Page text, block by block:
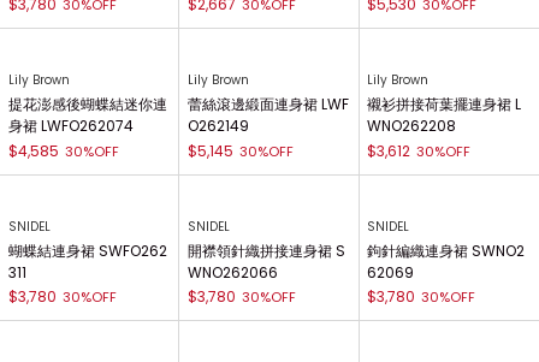
$3,780 30%OFF
$2,667 30%OFF
$5,530 30%OFF
Lily Brown
提花澎感後蝴蝶結迷你連
身裙 LWFO262074
$4,585 30%OFF
Lily Brown
蕾絲滾邊緞面連身裙 LWF
O262149
$5,145 30%OFF
Lily Brown
襯衫拼接荷葉擺連身裙 L
WNO262208
$3,612 30%OFF
SNIDEL
蝴蝶結連身裙 SWFO262
311
$3,780 30%OFF
SNIDEL
開襟領針織拼接連身裙 S
WNO262066
$3,780 30%OFF
SNIDEL
鉤針編織連身裙 SWNO2
62069
$3,780 30%OFF